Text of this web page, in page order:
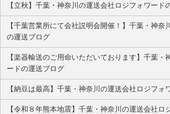
【立秋】千葉・神奈川の運送会社ロジフォワード
【千葉営業所にて会社説明会開催！】千葉・神奈
の運送ブログ
【楽器輸送のご用命いただいております】千葉・
ードの運送ブログ
【納豆は最高】千葉・神奈川の運送会社ロジフォ
【令和８年熊本地震】千葉・神奈川の運送会社ロ